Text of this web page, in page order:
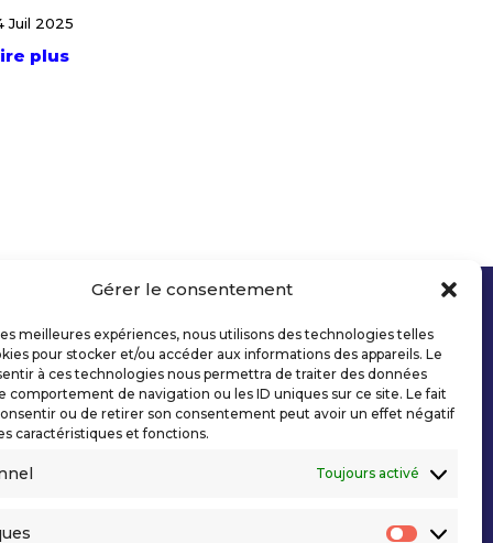
Gérer le consentement
meilleures expériences, nous utilisons des technologies telles
pour stocker et/ou accéder aux informations des appareils. Le
à ces technologies nous permettra de traiter des données
comportement de navigation ou les ID uniques sur ce site. Le fait
ou de retirer son consentement peut avoir un effet négatif
caractéristiques et fonctions.
Toujours activé
Juil 2025
plus